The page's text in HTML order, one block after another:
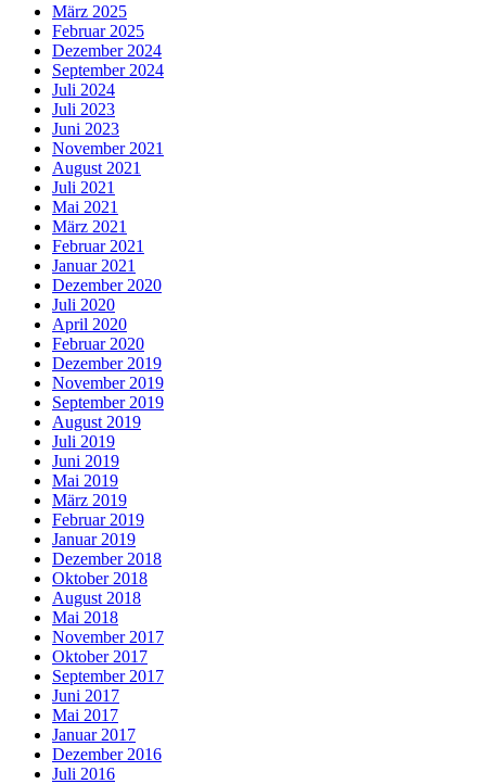
März 2025
Februar 2025
Dezember 2024
September 2024
Juli 2024
Juli 2023
Juni 2023
November 2021
August 2021
Juli 2021
Mai 2021
März 2021
Februar 2021
Januar 2021
Dezember 2020
Juli 2020
April 2020
Februar 2020
Dezember 2019
November 2019
September 2019
August 2019
Juli 2019
Juni 2019
Mai 2019
März 2019
Februar 2019
Januar 2019
Dezember 2018
Oktober 2018
August 2018
Mai 2018
November 2017
Oktober 2017
September 2017
Juni 2017
Mai 2017
Januar 2017
Dezember 2016
Juli 2016